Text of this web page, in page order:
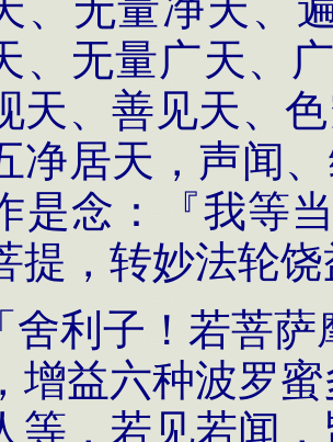
、无量广天、
天、善见天、
净居天，声闻
是念：『我等
提，转妙法轮
舍利子！若菩
增益六种波罗
等，若见若闻